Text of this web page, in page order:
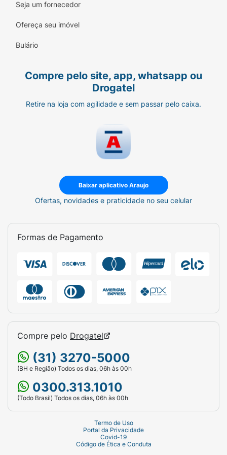
Referências:
NOVALGINA® (dipirona monoidratada).
Indicação: analgésico e antitérmico. M.S.:
bula. SE PERSISTIREM OS SINTOMAS, O
MÉDICO DEVERÁ SER CONSULTADO.
*Início de ação entre 30 e 60 minutos.
**Quando comparada a medicamentos com
dipirona como único principio ativo. ***Cada
comprimido simples de 1g de Novalgina® tem
simples de 500mg de Novalgina®.
1. Bula do medicamento.
Seja um fornecedor
Ofereça seu imóvel
Bulário
Compre pelo site, app, whatsapp ou
Drogatel
Retire na loja com agilidade e sem passar pelo caixa.
Baixar aplicativo Araujo
Ofertas, novidades e praticidade no seu celular
Formas de Pagamento
Compre pelo Drogatel
(31) 3270-5000
(BH e Região) Todos os dias, 06h às 00h
0300.313.1010
(Todo Brasil) Todos os dias, 06h às 00h
Termo de Uso
Portal da Privacidade
Covid-19
Código de Ética e Conduta